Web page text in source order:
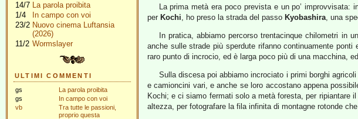
14/7 La parola proibita
1/4
In campo con voi
23/2 Nuovo cinema Luftansia
(2026)
11/2 Wormslayer
ULTIMI COMMENTI
gs
La parola proibita
gs
In campo con voi
vb
Tra tutte le passioni,
proprio questa
La prima metà era poco prevista e un po’
per Kochi, ho preso la strada del passo Kyobashira, una
In pratica, abbiamo percorso trentacinque chilometri in
anche sulle strade più sperdute rifanno continuamente
raro punto di incrocio, ed è larga poco più di una macchina,
Sulla discesa poi abbiamo incrociato i primi borghi
e camioncini vari, e anche se loro accostano appena
Kochi; e ci siamo fermati solo a metà foresta, per ripiantare
altezza, per fotografare la fila infinita di montagne rotonde